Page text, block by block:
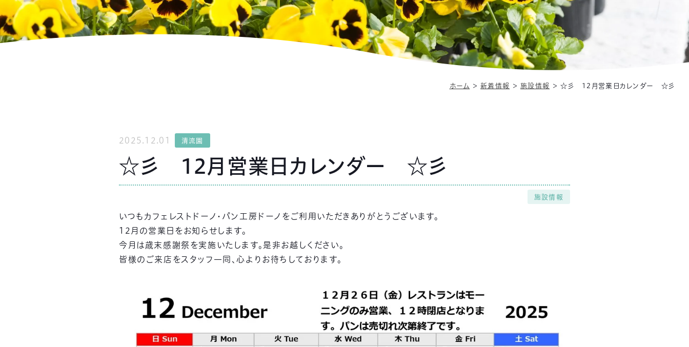
ホーム ＞新着情報 ＞施設情報 ＞☆彡 12月営業日カレンダー ☆彡
2025.12.01 清流園
☆彡 12月営業日カレンダー ☆彡
施設情報
いつもカフェレストドーノ・パン工房ドーノをご利用いただきありがとうございます。
12月の営業日をお知らせします。
今月は歳末感謝祭を実施いたします。是非お越しください。
皆様のご来店をスタッフ一同、心よりお待ちしております。